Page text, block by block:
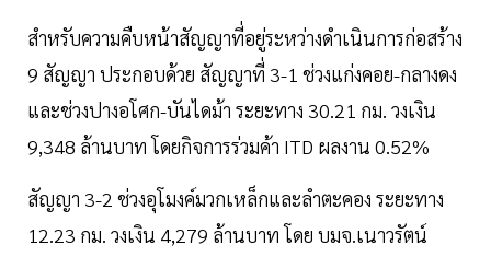
สำหรับความคืบหน้าสัญญาที่อยู่ระหว่างดำเนินการก่อสร้าง
9 สัญญา ประกอบด้วย สัญญาที่ 3-1 ช่วงแก่งคอย-กลางดง
และช่วงปางอโศก-บันไดม้า ระยะทาง 30.21 กม. วงเงิน
9,348 ล้านบาท โดยกิจการร่วมค้า ITD ผลงาน 0.52%
สัญญา 3-2 ช่วงอุโมงค์มวกเหล็กและลำตะคอง ระยะทาง
12.23 กม. วงเงิน 4,279 ล้านบาท โดย บมจ.เนาวรัตน์